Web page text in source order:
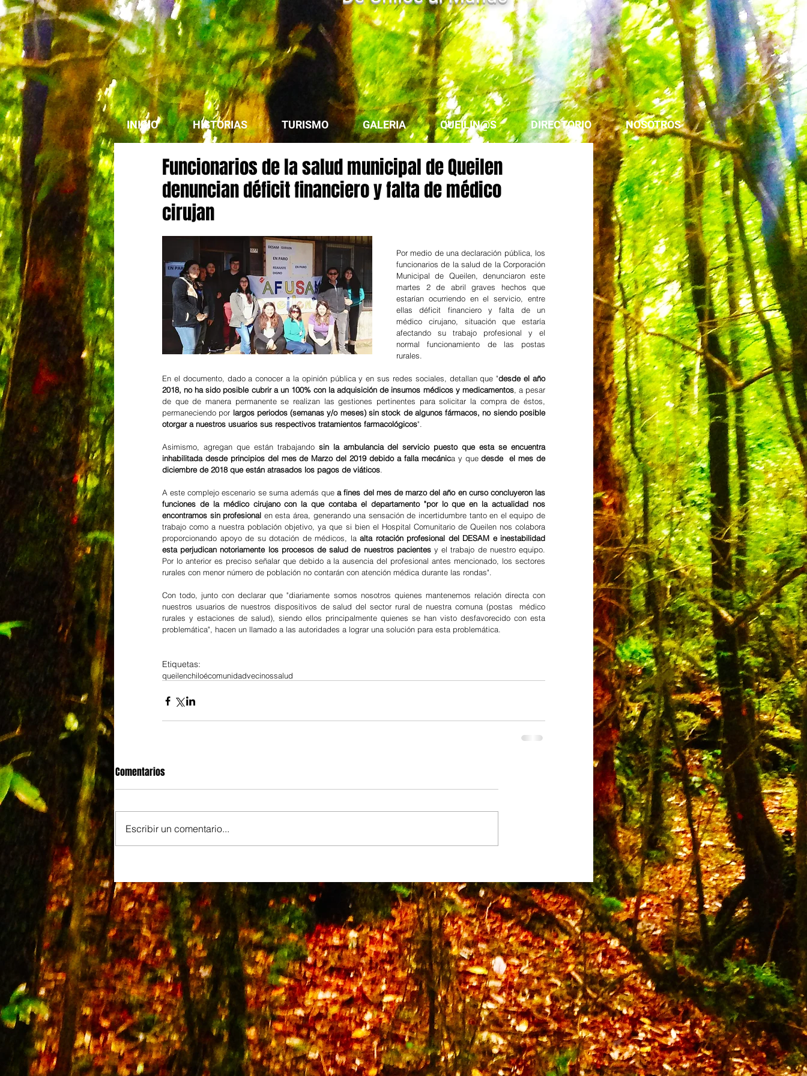
INICIO HISTORIAS TURISMO GALERIA QUEILIN@S DIRECTORIO NOSOTROS
Funcionarios de la salud municipal de Queilen
denuncian déficit financiero y falta de médico
cirujan
Por medio de una declaración pública, los
funcionarios de la salud de la Corporación
Municipal de Queilen, denunciaron este
martes 2 de abril graves hechos que
estarían ocurriendo en el servicio, entre
ellas déficit financiero y falta de un
médico cirujano, situación que estaría
afectando su trabajo profesional y el
normal funcionamiento de las postas
rurales.
En el documento, dado a conocer a la opinión pública y en sus redes sociales, detallan que "desde el año
2018, no ha sido posible cubrir a un 100% con la adquisición de insumos médicos y medicamentos, a pesar
de que de manera permanente se realizan las gestiones pertinentes para solicitar la compra de éstos,
permaneciendo por largos periodos (semanas y/o meses) sin stock de algunos fármacos, no siendo posible
otorgar a nuestros usuarios sus respectivos tratamientos farmacológicos".
Asimismo, agregan que están trabajando sin la ambulancia del servicio puesto que esta se encuentra
inhabilitada desde principios del mes de Marzo del 2019 debido a falla mecánica y que desde  el mes de
diciembre de 2018 que están atrasados los pagos de viáticos.
A este complejo escenario se suma además que a fines del mes de marzo del año en curso concluyeron las
funciones de la médico cirujano con la que contaba el departamento "por lo que en la actualidad nos
encontramos sin profesional en esta área, generando una sensación de incertidumbre tanto en el equipo de
trabajo como a nuestra población objetivo, ya que si bien el Hospital Comunitario de Queilen nos colabora
proporcionando apoyo de su dotación de médicos, la alta rotación profesional del DESAM e inestabilidad
esta perjudican notoriamente los procesos de salud de nuestros pacientes y el trabajo de nuestro equipo.
Por lo anterior es preciso señalar que debido a la ausencia del profesional antes mencionado, los sectores
rurales con menor número de población no contarán con atención médica durante las rondas".
Con todo, junto con declarar que "diariamente somos nosotros quienes mantenemos relación directa con
nuestros usuarios de nuestros dispositivos de salud del sector rural de nuestra comuna (postas  médico
rurales y estaciones de salud), siendo ellos principalmente quienes se han visto desfavorecido con esta
problemática", hacen un llamado a las autoridades a lograr una solución para esta problemática.
Etiquetas:
queilenchiloécomunidadvecinossalud
Comentarios
Escribir un comentario...